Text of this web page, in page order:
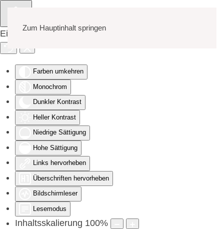
Eingabehilfen öffnen
Farben umkehren
Monochrom
Dunkler Kontrast
Heller Kontrast
Niedrige Sättigung
Hohe Sättigung
Links hervorheben
Überschriften hervorheben
Bildschirmleser
Lesemodus
Inhaltsskalierung 100%
Zum Hauptinhalt springen